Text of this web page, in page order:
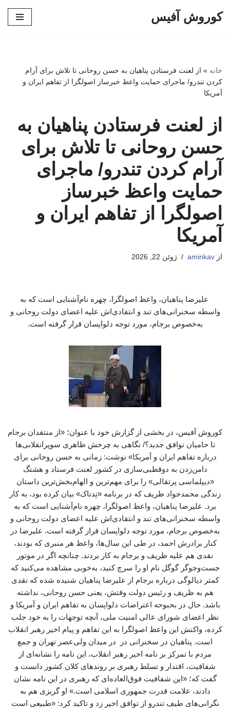
کوروش آفیس
خانه » از لعنت فرستادن پناهیان به حسن روحانی تا تلاش برای آرام
کردن تندرو/ ماجرای حمایت واعظ خبرساز اصولگرا از تفاهم ایران و
آمریکا
از لعنت فرستادن پناهیان به
حسن روحانی تا تلاش برای
آرام کردن تندرو/ ماجرای
حمایت واعظ خبرساز
اصولگرا از تفاهم ایران و
آمریکا
از aminkav ژوئن 22, 2026
علیرضا پناهیان، واعظ اصولگرا، چهره نام‌آشنایی است که به
واسطه سخنرانی‌های تند و انتقادی‌اش علیه اعضای دولت روحانی و
به‌خصوص برجام، مورد توجه دلواپسان قرار گرفته است.
کوروش آفیس، در بخشی از گزارش خود با عنوان؛ «از منتقدان برجام
تا حامیان توافق جدید؟/ نگاهی به چرخش ظاهری سوپرانقلابی‌ها
درباره تفاهم ایران و آمریکا» نوشت: زمانی به حسن روحانی برای
دامن‌زدن به دوقطبی‌سازی در کشور لعنت فرستاد و هشتگ
«دیپلماسی پرتقالی» را برای مهم‌ترین و الهام‌بخش‌ترین داستان
زندگی‌ محمدجواد ظریف که در برنامه «تِدتاک» بیان کرده بود، به کار
برد. علیرضا پناهیان، واعظ اصولگرا، چهره نام‌آشنایی است که به
واسطه سخنرانی‌های تند و انتقادی‌اش علیه اعضای دولت روحانی و
به‌خصوص برجام، مورد توجه دلواپسان قرار گرفته است. علیرضا در
کنار برادرش احمد، در طی این سال‌ها، واعظ هر منبری که بودند،
نقدی هم علیه ظریف و برجام به کار بردند. چنانچه اگر در موتور
جست‌وجوگر گوگل نام او را سرچ کنید، به‌خوبی مشاهده می‌کنید که
کمتر دیالوگی درباره برجام از علیرضا پناهیان شنیده شده که نقدی
هم به ظریف و رئیس دولت وقتش، یعنی حسن روحانی، نداشته
باشد. حال در بحبوحه اعتراضات دلواپسان به تفاهم ایران و آمریکا و
نظر اعضای شورای عالی امنیت ملی، آنچه توجهات را به خود جلب
کرده، واکنش این واعظ اصولگرا به این تفاهم و پیام اخیر رهبر انقلاب
است. پناهیان در سخنرانی در در میدان ولی‌عصر تهران و جمع
مردم با تمرکز بر نامه اخیر رهبر انقلاب، این نامه را نشانه‌ای از
شفافیت، اقتدار و تسلط رهبری بر روندهای کلان کشور دانست و
گفت که؛ «این شفافیت فوق‌العاده‌ای که رهبری در این نامه نشان
دادند، علامت قدرت جمهوری اسلامی است.» او گریزی هم به
نگرانی‌های طیف تندرو از توافق اخیر زد و تاکید کرد: «طبیعی است